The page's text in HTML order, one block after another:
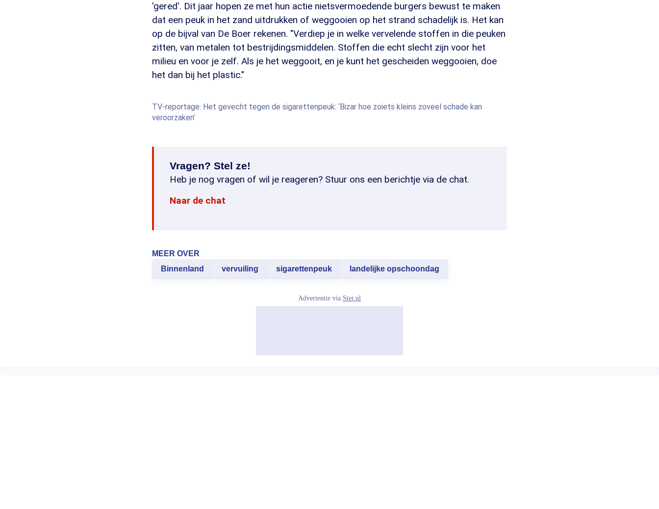
'gered'. Dit jaar hopen ze met hun actie nietsvermoedende burgers bewust te maken
dat een peuk in het zand uitdrukken of weggooien op het strand schadelijk is. Het kan
op de bijval van De Boer rekenen. "Verdiep je in welke vervelende stoffen in die peuken
zitten, van metalen tot bestrijdingsmiddelen. Stoffen die echt slecht zijn voor het
milieu en voor je zelf. Als je het weggooit, en je kunt het gescheiden weggooien, doe
het dan bij het plastic."
TV-reportage: Het gevecht tegen de sigarettenpeuk: ‘Bizar hoe zoiets kleins zoveel schade kan
veroorzaken’
Vragen? Stel ze!
Heb je nog vragen of wil je reageren? Stuur ons een berichtje via de chat.
Naar de chat
MEER OVER
Binnenland
vervuiling sigarettenpeuk landelijke opschoondag
Advertentie via Ster.nl